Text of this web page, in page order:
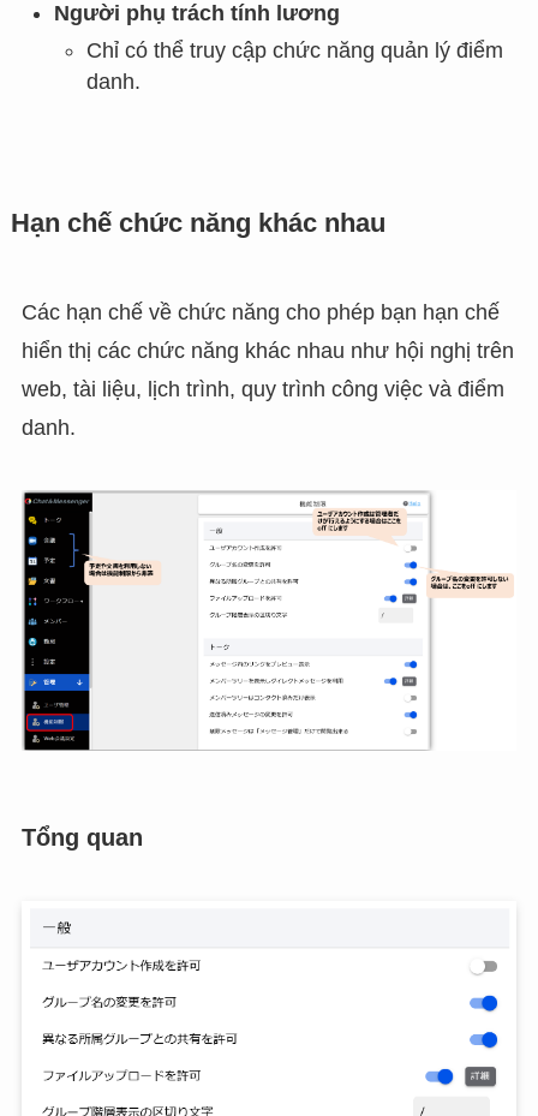
Người phụ trách tính lương
Chỉ có thể truy cập chức năng quản lý điểm
danh.
Hạn chế chức năng khác nhau
Các hạn chế về chức năng cho phép bạn hạn chế
hiển thị các chức năng khác nhau như hội nghị trên
web, tài liệu, lịch trình, quy trình công việc và điểm
danh.
Tổng quan